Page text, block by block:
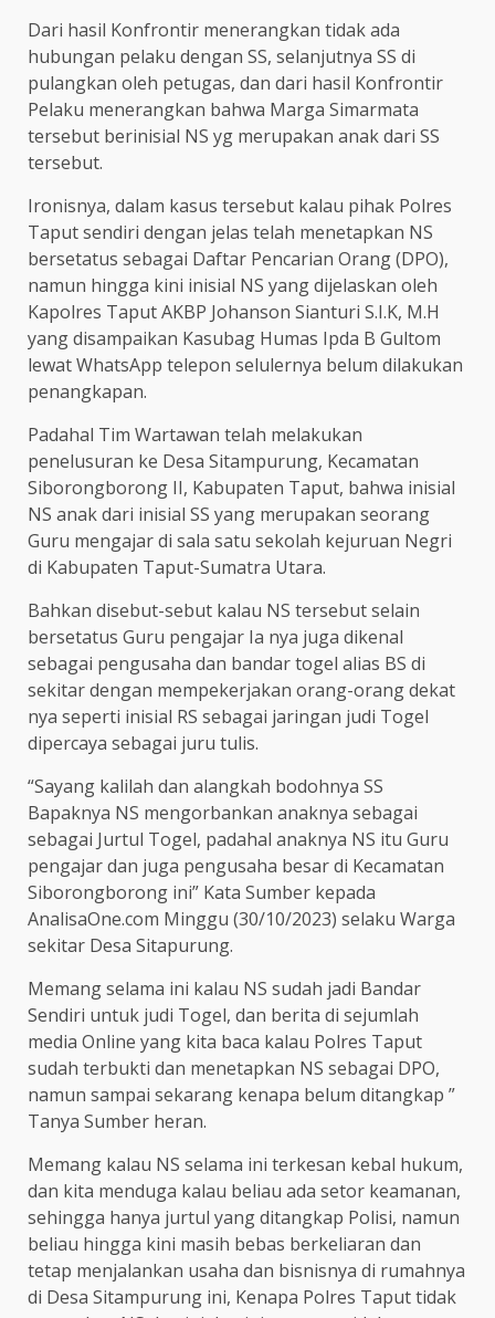
Dari hasil Konfrontir menerangkan tidak ada
hubungan pelaku dengan SS, selanjutnya SS di
pulangkan oleh petugas, dan dari hasil Konfrontir
Pelaku menerangkan bahwa Marga Simarmata
tersebut berinisial NS yg merupakan anak dari SS
tersebut.
Ironisnya, dalam kasus tersebut kalau pihak Polres
Taput sendiri dengan jelas telah menetapkan NS
bersetatus sebagai Daftar Pencarian Orang (DPO),
namun hingga kini inisial NS yang dijelaskan oleh
Kapolres Taput AKBP Johanson Sianturi S.I.K, M.H
yang disampaikan Kasubag Humas Ipda B Gultom
lewat WhatsApp telepon selulernya belum dilakukan
penangkapan.
Padahal Tim Wartawan telah melakukan
penelusuran ke Desa Sitampurung, Kecamatan
Siborongborong II, Kabupaten Taput, bahwa inisial
NS anak dari inisial SS yang merupakan seorang
Guru mengajar di sala satu sekolah kejuruan Negri
di Kabupaten Taput-Sumatra Utara.
Bahkan disebut-sebut kalau NS tersebut selain
bersetatus Guru pengajar Ia nya juga dikenal
sebagai pengusaha dan bandar togel alias BS di
sekitar dengan mempekerjakan orang-orang dekat
nya seperti inisial RS sebagai jaringan judi Togel
dipercaya sebagai juru tulis.
“Sayang kalilah dan alangkah bodohnya SS
Bapaknya NS mengorbankan anaknya sebagai
sebagai Jurtul Togel, padahal anaknya NS itu Guru
pengajar dan juga pengusaha besar di Kecamatan
Siborongborong ini” Kata Sumber kepada
AnalisaOne.com Minggu (30/10/2023) selaku Warga
sekitar Desa Sitapurung.
Memang selama ini kalau NS sudah jadi Bandar
Sendiri untuk judi Togel, dan berita di sejumlah
media Online yang kita baca kalau Polres Taput
sudah terbukti dan menetapkan NS sebagai DPO,
namun sampai sekarang kenapa belum ditangkap ”
Tanya Sumber heran.
Memang kalau NS selama ini terkesan kebal hukum,
dan kita menduga kalau beliau ada setor keamanan,
sehingga hanya jurtul yang ditangkap Polisi, namun
beliau hingga kini masih bebas berkeliaran dan
tetap menjalankan usaha dan bisnisnya di rumahnya
di Desa Sitampurung ini, Kenapa Polres Taput tidak